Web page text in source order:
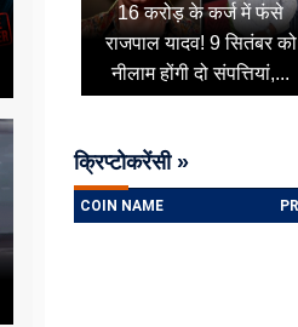
16 करोड़ के कर्ज में फंसे
राजपाल यादव! 9 सितंबर को
नीलाम होंगी दो संपत्तियां,...
क्रिप्टोकरेंसी »